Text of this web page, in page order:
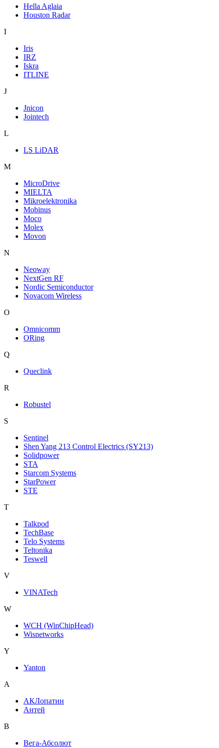
Hella Aglaia
Houston Radar
I
Iris
IRZ
Iskra
ITLINE
J
Jnicon
Jointech
L
LS LiDAR
M
MicroDrive
MIELTA
Mikroelektronika
Mobinus
Moco
Molex
Movon
N
Neoway
NextGen RF
Nordic Semiconductor
Novacom Wireless
O
Omnicomm
ORing
Q
Queclink
R
Robustel
S
Sentinel
Shen Yang 213 Control Electrics (SY213)
Solidpower
STA
Starcom Systems
StarPower
STE
T
Talkpod
TechBase
Telo Systems
Teltonika
Teswell
V
VINATech
W
WCH (WinChipHead)
Wisnetworks
Y
Yanton
А
АКЛопатин
Антей
В
Вега-Абсолют